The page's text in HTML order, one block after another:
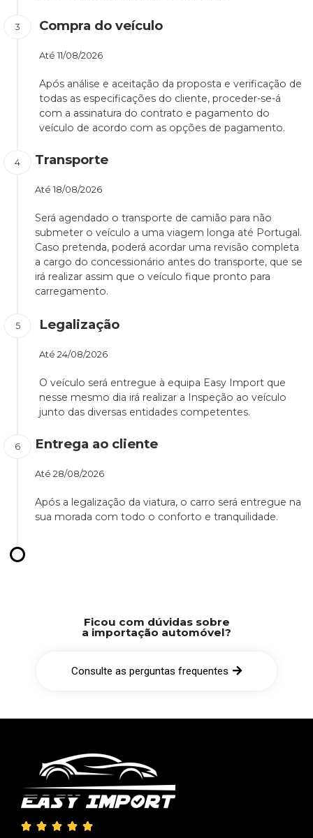
Compra do veículo
Até 11/08/2026
Após análise e aceitação da proposta e verificação de
todas as especificações do cliente, proceder-se-á
com a assinatura do contrato e pagamento do
veículo de acordo com as opções de pagamento.
Transporte
Até 18/08/2026
Será agendado o transporte de camião para não
submeter o veículo a uma viagem longa até Portugal.
Caso pretenda, poderá acordar uma revisão completa
a cargo do concessionário antes do transporte, que se
irá realizar assim que o veículo fique pronto para
carregamento.
Legalização
Até 24/08/2026
O veículo será entregue à equipa Easy Import que
nesse mesmo dia irá realizar a Inspeção ao veículo
junto das diversas entidades competentes.
Entrega ao cliente
Até 28/08/2026
Após a legalização da viatura, o carro será entregue na
sua morada com todo o conforto e tranquilidade.
Ficou com dúvidas sobre
a importação automóvel?
Consulte as perguntas frequentes
    